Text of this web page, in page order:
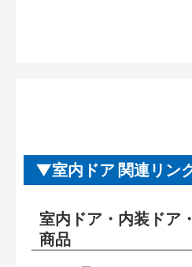
室内ドア 関連リン
室内ドア・内装ドア
商品